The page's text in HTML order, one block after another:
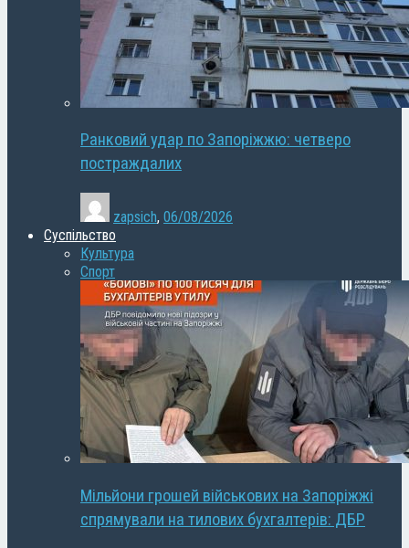
Ранковий удар по Запоріжжю: четверо
постраждалих
zapsich, 06/08/2026
Суспільство
Культура
Спорт
Мільйони грошей військових на Запоріжжі
спрямували на тилових бухгалтерів: ДБР